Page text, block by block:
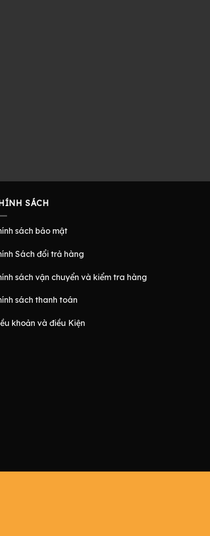
SÁCH
sách bảo mật
Sách đổi trả hàng
sách vận chuyển và kiểm tra hàng
sách thanh toán
khoản và điều Kiện